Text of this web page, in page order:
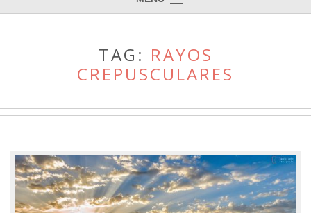
TAG: RAYOS
CREPUSCULARES